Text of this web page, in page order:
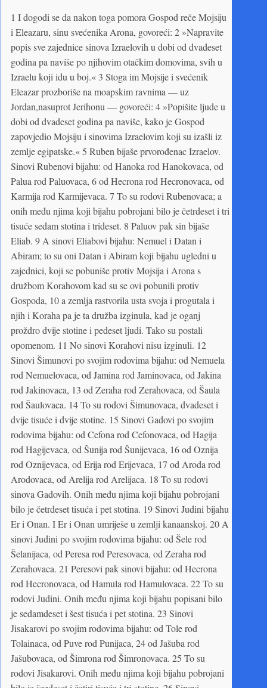
1 I dogodi se da nakon toga pomora Gospod reče Mojsiju
i Eleazaru, sinu svećenika Arona, govoreći: 2 »Napravite
popis sve zajednice sinova Izraelovih u dobi od dvadeset
godina pa naviše po njihovim otačkim domovima, svih u
Izraelu koji idu u boj.« 3 Stoga im Mojsije i svećenik
Eleazar prozboriše na moapskim ravnima — uz
Jordan,nasuprot Jerihonu — govoreći: 4 »Popišite ljude u
dobi od dvadeset godina pa naviše, kako je Gospod
zapovjedio Mojsiju i sinovima Izraelovim koji su izašli iz
zemlje egipatske.« 5 Ruben bijaše prvorođenac Izraelov.
Sinovi Rubenovi bijahu: od Hanoka rod Hanokovaca, od
Palua rod Paluovaca, 6 od Hecrona rod Hecronovaca, od
Karmija rod Karmijevaca. 7 To su rodovi Rubenovaca; a
onih među njima koji bijahu pobrojani bilo je četrdeset i tri
tisuće sedam stotina i trideset. 8 Paluov pak sin bijaše
Eliab. 9 A sinovi Eliabovi bijahu: Nemuel i Datan i
Abiram; to su oni Datan i Abiram koji bijahu ugledni u
zajednici, koji se pobuniše protiv Mojsija i Arona s
družbom Korahovom kad su se ovi pobunili protiv
Gospoda, 10 a zemlja rastvorila usta svoja i progutala i
njih i Koraha pa je ta družba izginula, kad je oganj
proždro dvije stotine i pedeset ljudi. Tako su postali
opomenom. 11 No sinovi Korahovi nisu izginuli. 12
Sinovi Šimunovi po svojim rodovima bijahu: od Nemuela
rod Nemuelovaca, od Jamina rod Jaminovaca, od Jakina
rod Jakinovaca, 13 od Zeraha rod Zerahovaca, od Šaula
rod Šaulovaca. 14 To su rodovi Šimunovaca, dvadeset i
dvije tisuće i dvije stotine. 15 Sinovi Gadovi po svojim
rodovima bijahu: od Cefona rod Cefonovaca, od Hagija
rod Hagijevaca, od Šunija rod Šunijevaca, 16 od Oznija
rod Oznijevaca, od Erija rod Erijevaca, 17 od Aroda rod
Arodovaca, od Arelija rod Arelijaca. 18 To su rodovi
sinova Gadovih. Onih među njima koji bijahu pobrojani
bilo je četrdeset tisuća i pet stotina. 19 Sinovi Judini bijahu
Er i Onan. I Er i Onan umriješe u zemlji kanaanskoj. 20 A
sinovi Judini po svojim rodovima bijahu: od Šele rod
Šelanijaca, od Peresa rod Peresovaca, od Zeraha rod
Zerahovaca. 21 Peresovi pak sinovi bijahu: od Hecrona
rod Hecronovaca, od Hamula rod Hamulovaca. 22 To su
rodovi Judini. Onih među njima koji bijahu popisani bilo
je sedamdeset i šest tisuća i pet stotina. 23 Sinovi
Jisakarovi po svojim rodovima bijahu: od Tole rod
Tolainaca, od Puve rod Punijaca, 24 od Jašuba rod
Jašubovaca, od Šimrona rod Šimronovaca. 25 To su
rodovi Jisakarovi. Onih među njima koji bijahu pobrojani